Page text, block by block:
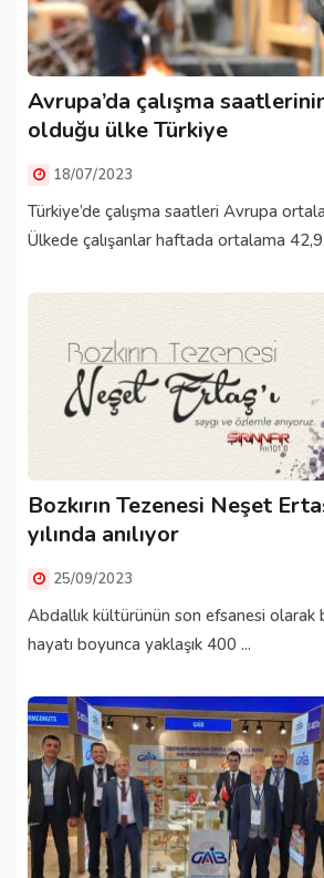
Avrupa’da çalışma
olduğu ülke Türkiye
18/07/2023
Türkiye’de çalışma saatleri Avrupa
Ülkede çalışanlar haftada ortalama
Bozkırın Tezenesi Neşet
yılında anılıyor
25/09/2023
Abdallık kültürünün son efsanesi olarak
hayatı boyunca yaklaşık 400 ...